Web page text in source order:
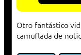
Otro fantástico
camuflada de